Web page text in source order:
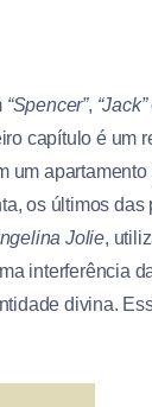
“Spencer”, “Jack”
capítulo é um
um
os últimos das
Jolie,
interferência
divina.